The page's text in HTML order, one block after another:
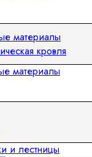
материалы
кровля
материалы
и лестницы